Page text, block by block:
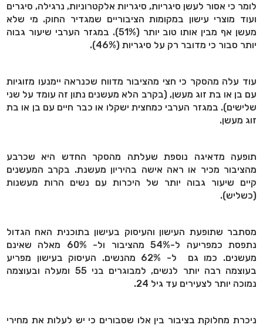
לומר כי אסור לעשן סיגריות, סיגריות אלקטרוניות, נרגילה, סיגרים
ועוד מוצרי עישון במקומות הציבוריים שמגדיר החוק. מי שלא
מעשן אף מבין אותו טוב יותר (51%). במגזר הערבי שיעור גבוה
יותר סבור כי מדובר רק על סיגריות (46%).
עוד עלה מהסקר כי חצי מהציבור מדווח שכנראה יימנעו מזוגיות
עם בן או בת זוג מעשן, (בקרב הלא מעשנים נתון זה עומד על שני
שלישים). במגזר הערבי כמחצית ישקלו או כבר חיים עם בן או בת
זוג מעשן.
תופעה מדאיגה נוספת שעלתה מהסקר החדש היא שכרבע
מהציבור מכיר או ראה אישה בהיריון מעשנת. בקרב המעשנים
קיים שיעור גבוה יותר של היכרות עם נשים הרות מעשנות
(כשליש).
מסתבר שתופעת העישון והעיסוק בעישון בתוכנית האח הגדול
נתפסת כמפריעה ל-54% מהציבור ול- 60% מאלה שאינם
מעשנים. כמו גם ל- 62% מהנשים. העיסוק בעישון מפריע
בעוצמה רבה יותר לנשים, למבוגרים בני 55 ומעלה ובעוצמה
נמוכה יותר לצעירים עד גיל 24.
ניכרת מחלוקת בציבור בין אלו שסבורים כי יש לעלות את מחירי